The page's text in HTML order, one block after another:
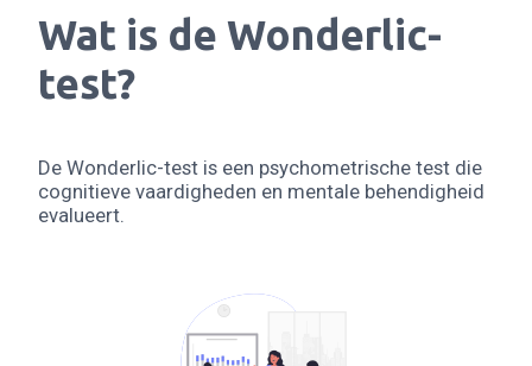
Wat is de Wonderlic-
test?
De Wonderlic-test is een psychometrische test die
cognitieve vaardigheden en mentale behendigheid
evalueert.